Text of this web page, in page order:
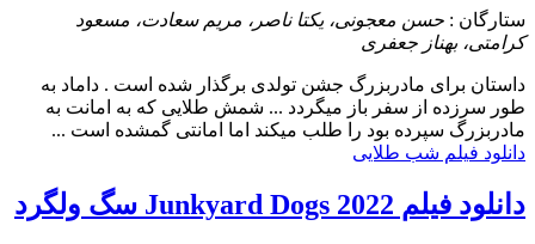
ستارگان : حسن معجونی، یکتا ناصر، مریم سعادت، مسعود
کرامتی، بهناز جعفری
داستان برای مادربزرگ جشن تولدی برگذار شده است . داماد به
طور سرزده از سفر باز میگردد ... شمش طلایی که به امانت به
مادربزرگ سپرده بود را طلب میکند اما امانتی گمشده است ...
دانلود فیلم شب طلایی
دانلود فیلم Junkyard Dogs 2022 سگ ولگرد